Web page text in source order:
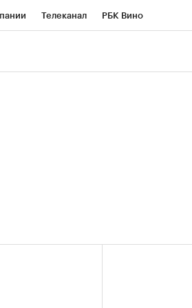
Телеканал РБК Вино